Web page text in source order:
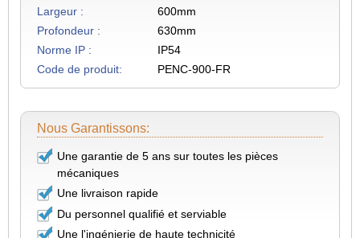
Largeur :
600mm
Profondeur :
630mm
Norme IP :
IP54
Code de produit:
PENC-900-FR
Nous Garantissons:
Une garantie de 5 ans sur toutes les pièces
mécaniques
Une livraison rapide
Du personnel qualifié et serviable
Une l'ingénierie de haute technicité